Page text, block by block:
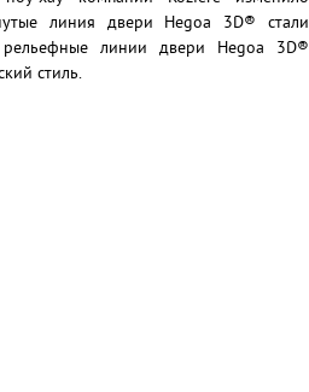
линия двери Hegoa 3D® стали
линии двери Hegoa 3D®
стиль.